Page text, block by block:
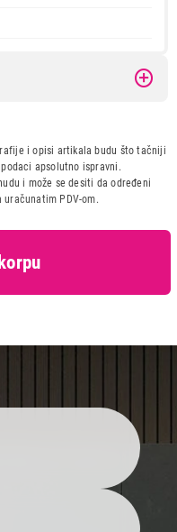
osnovu zakona o
i opisi artikala budu što tačniji
apsolutno ispravni.
i može se desiti da određeni
PDV-om.